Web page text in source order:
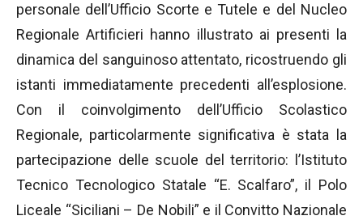
personale dell’Ufficio Scorte e Tutele e del Nucleo
Regionale Artificieri hanno illustrato ai presenti la
dinamica del sanguinoso attentato, ricostruendo gli
istanti immediatamente precedenti all’esplosione.
Con il coinvolgimento dell’Ufficio Scolastico
Regionale, particolarmente significativa è stata la
partecipazione delle scuole del territorio: l’Istituto
Tecnico Tecnologico Statale “E. Scalfaro”, il Polo
Liceale “Siciliani – De Nobili” e il Convitto Nazionale